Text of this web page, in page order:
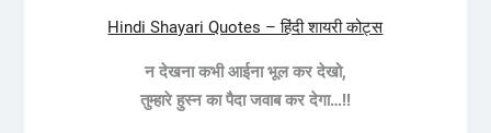
Hindi Shayari Quotes – हिंदी शायरी कोट्स
न देखना कभी आईना भूल कर देखो,
तुम्हारे हुस्न का पैदा जवाब कर देगा…!!